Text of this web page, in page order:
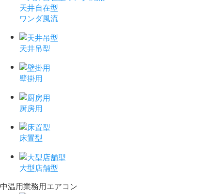
天井自在型
ワンダ風流
天井吊型
壁掛用
厨房用
床置型
大型店舗型
中温用業務用エアコン